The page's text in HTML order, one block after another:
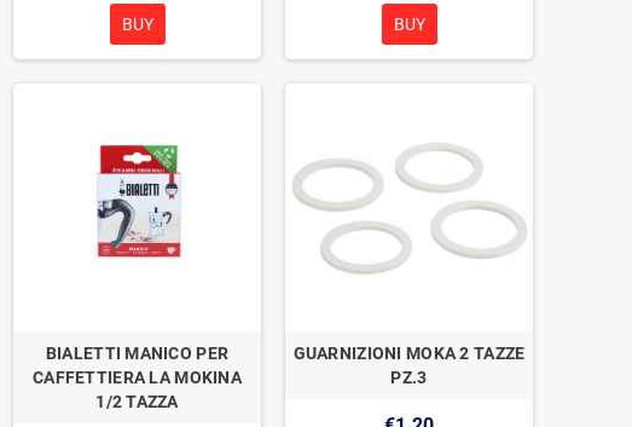
BUY BUY
BIALETTI MANICO PER
CAFFETTIERA LA MOKINA
1/2 TAZZA
GUARNIZIONI MOKA 2 TAZZE
PZ.3